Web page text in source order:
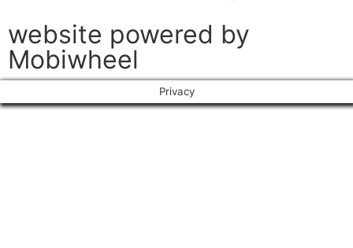
website powered by
Mobiwheel
Privacy